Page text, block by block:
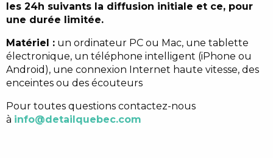
les 24h suivants la diffusion initiale et ce, pour
une durée limitée.
Matériel : un ordinateur PC ou Mac, une tablette
électronique, un téléphone intelligent (iPhone ou
Android), une connexion Internet haute vitesse, des
enceintes ou des écouteurs
Pour toutes questions contactez-nous
à info@detailquebec.com